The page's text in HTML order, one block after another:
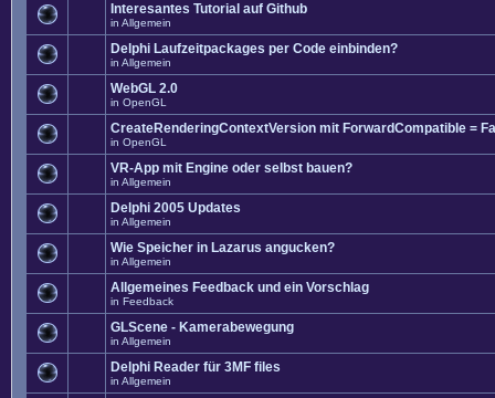
Interesantes Tutorial auf Github
in Allgemein
Delphi Laufzeitpackages per Code einbinden?
in Allgemein
WebGL 2.0
in OpenGL
CreateRenderingContextVersion mit ForwardCompatible =
in OpenGL
VR-App mit Engine oder selbst bauen?
in Allgemein
Delphi 2005 Updates
in Allgemein
Wie Speicher in Lazarus angucken?
in Allgemein
Allgemeines Feedback und ein Vorschlag
in Feedback
GLScene - Kamerabewegung
in Allgemein
Delphi Reader für 3MF files
in Allgemein